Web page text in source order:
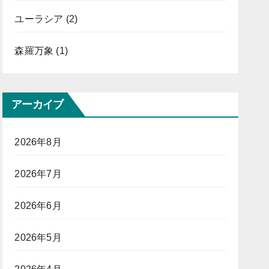
ユーラシア (2)
森羅万象 (1)
アーカイブ
2026年8月
2026年7月
2026年6月
2026年5月